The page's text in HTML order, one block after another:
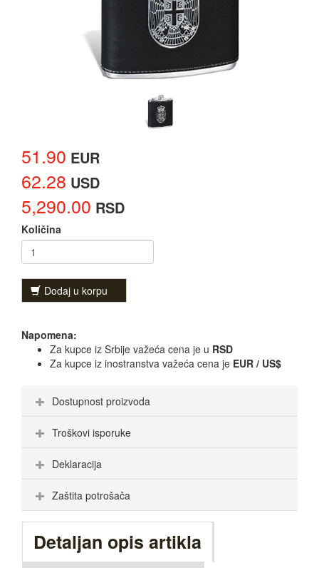
51.90 EUR
62.28 USD
5,290.00 RSD
Količina
Dodaj u korpu
Napomena:
Za kupce iz Srbije važeća cena je u RSD
Za kupce iz inostranstva važeća cena je EUR / US$
Dostupnost proizvoda
Troškovi isporuke
Deklaracija
Zaštita potrošača
Detaljan opis artikla